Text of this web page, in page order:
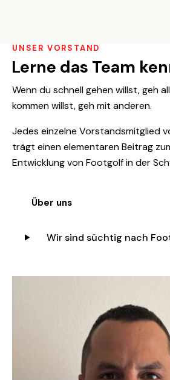
UNSER VORSTAND
Lerne das Team
Wenn du schnell gehen willst, geh
kommen willst, geh mit anderen.
Jedes einzelne Vorstandsmitglied
trägt einen elementaren Beitrag
Entwicklung von Footgolf in der
Über uns
Wir sind süchtig nach